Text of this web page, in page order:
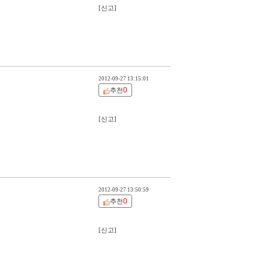
[신고]
2012-09-27 13:15:01
추천0
[신고]
2012-09-27 13:50:59
추천0
[신고]